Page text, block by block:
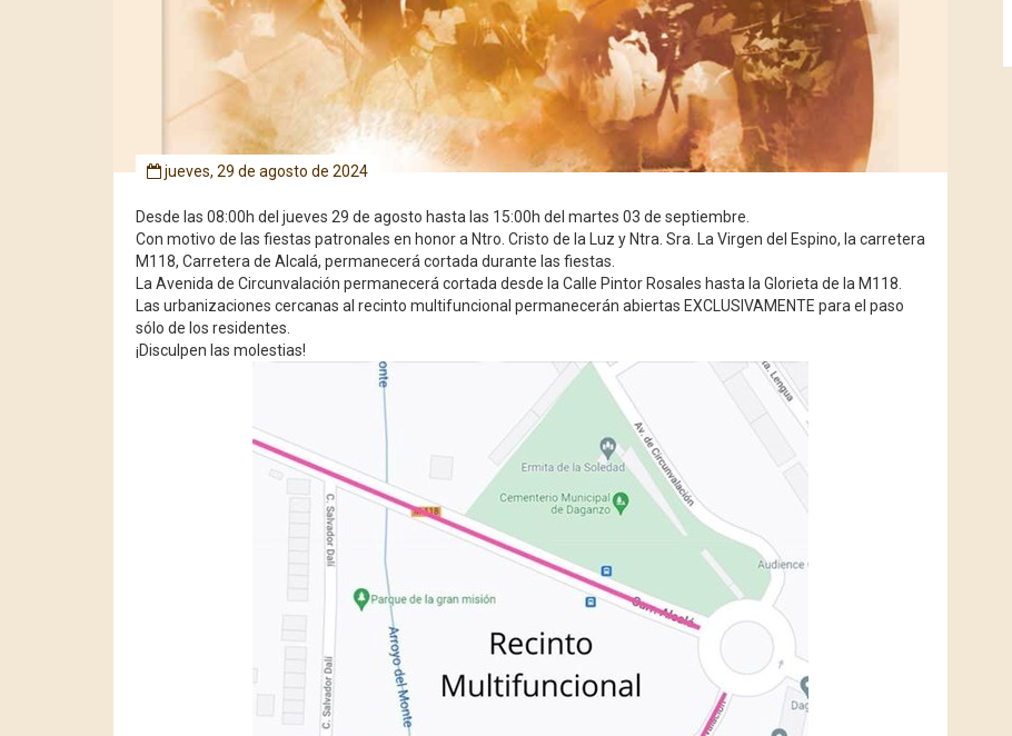
jueves, 29 de agosto de 2024
Desde las 08:00h del jueves 29 de agosto hasta las 15:00h del martes 03 de septiembre.
Con motivo de las fiestas patronales en honor a Ntro. Cristo de la Luz y Ntra. Sra. La Virgen del Espino, la carretera
M118, Carretera de Alcalá, permanecerá cortada durante las fiestas.
La Avenida de Circunvalación permanecerá cortada desde la Calle Pintor Rosales hasta la Glorieta de la M118.
Las urbanizaciones cercanas al recinto multifuncional permanecerán abiertas EXCLUSIVAMENTE para el paso
sólo de los residentes.
¡Disculpen las molestias!